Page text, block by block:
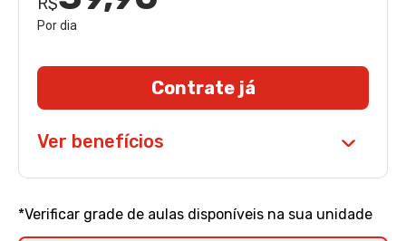
Por dia
Contrate já
Ver benefícios
*Verificar grade de aulas disponíveis na sua unidade